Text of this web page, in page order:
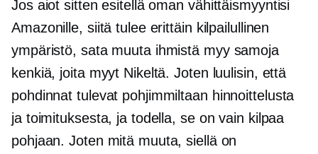
Jos aiot sitten esitellä oman vähittäismyyntisi
Amazonille, siitä tulee erittäin kilpailullinen
ympäristö, sata muuta ihmistä myy samoja
kenkiä, joita myyt Nikeltä. Joten luulisin, että
pohdinnat tulevat pohjimmiltaan hinnoittelusta
ja toimituksesta, ja todella, se on vain kilpaa
pohjaan. Joten mitä muuta, siellä on